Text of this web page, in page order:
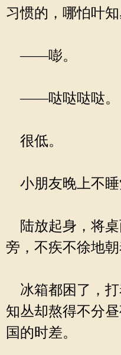
习惯的，哪怕叶知
——嘭。
——哒哒哒哒。
很低。
小朋友晚上不睡
陆放起身，将桌
旁，不疾不徐地朝
冰箱都困了，打
知丛却熬得不分
国的时差。